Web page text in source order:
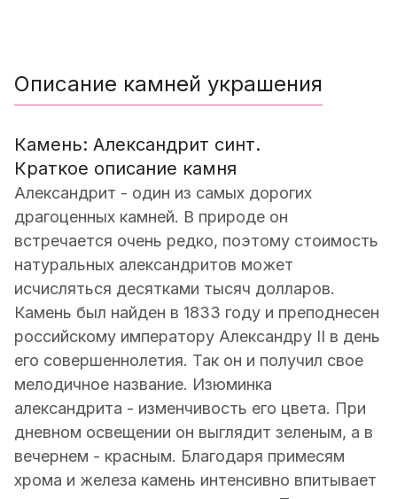
Описание камней украшения
Камень: Александрит синт.
Краткое описание камня
Александрит - один из самых дорогих
драгоценных камней. В природе он
встречается очень редко, поэтому стоимость
натуральных александритов может
исчисляться десятками тысяч долларов.
Камень был найден в 1833 году и преподнесен
российскому императору Александру II в день
его совершеннолетия. Так он и получил свое
мелодичное название. Изюминка
александрита - изменчивость его цвета. При
дневном освещении он выглядит зеленым, а в
вечернем - красным. Благодаря примесям
хрома и железа камень интенсивно впитывает